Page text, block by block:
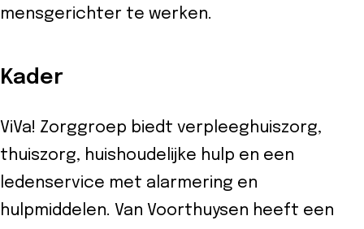
mensgerichter te werken.
Kader
ViVa! Zorggroep biedt verpleeghuiszorg,
thuiszorg, huishoudelijke hulp en een
ledenservice met alarmering en
hulpmiddelen. Van Voorthuysen heeft een